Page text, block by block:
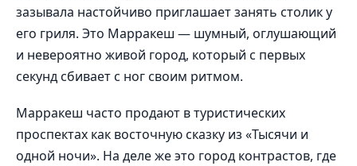
зазывала настойчиво приглашает занять столик у
его гриля. Это Марракеш — шумный, оглушающий
и невероятно живой город, который с первых
секунд сбивает с ног своим ритмом.
Марракеш часто продают в туристических
проспектах как восточную сказку из «Тысячи и
одной ночи». На деле же это город контрастов, где